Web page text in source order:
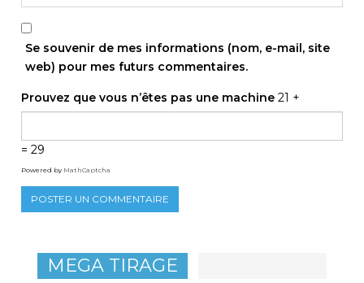
Se souvenir de mes informations (nom, e-mail, site
web) pour mes futurs commentaires.
Prouvez que vous n’êtes pas une machine 21 +
= 29
Powered by MathCaptcha
MEGA TIRAGE